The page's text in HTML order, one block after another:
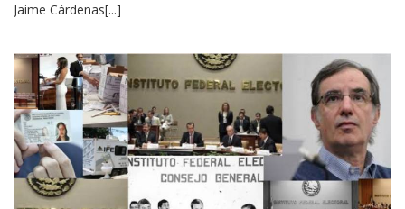
Jaime Cárdenas[...]